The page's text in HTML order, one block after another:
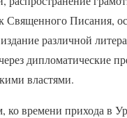
Священного Писания,
различной
дипломатические
властями.
ко времени прихода в